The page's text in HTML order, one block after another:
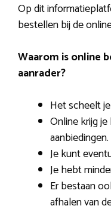
Op dit
bestellen bij de
Waarom is online
aanrader?
Het scheelt
Online krijg
aanbiedingen.
Je kunt
Je hebt
Er bestaan
afhalen van